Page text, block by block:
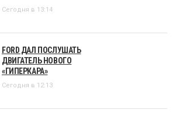
Сегодня в 13:14
FORD ДАЛ ПОСЛУШАТЬ
ДВИГАТЕЛЬ НОВОГО
«ГИПЕРКАРА»
Сегодня в 12:13